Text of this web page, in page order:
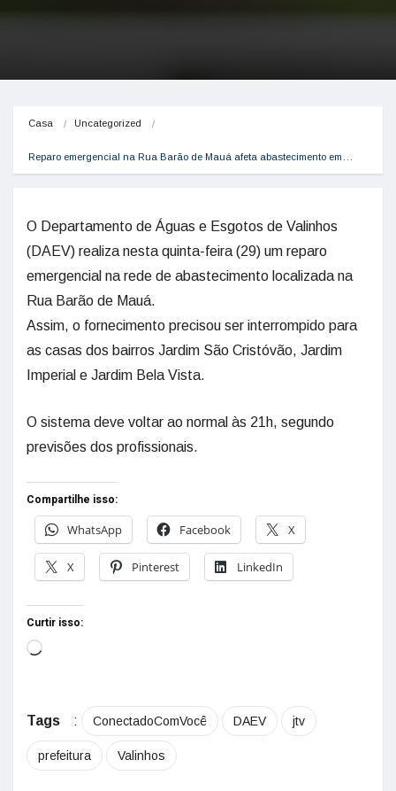
Casa Uncategorized
Reparo emergencial na Rua Barão de Mauá afeta abastecimento em…
O Departamento de Águas e Esgotos de Valinhos
(DAEV) realiza nesta quinta-feira (29) um reparo
emergencial na rede de abastecimento localizada na
Rua Barão de Mauá.
Assim, o fornecimento precisou ser interrompido para
as casas dos bairros Jardim São Cristóvão, Jardim
Imperial e Jardim Bela Vista.
O sistema deve voltar ao normal às 21h, segundo
previsões dos profissionais.
Compartilhe isso:
WhatsApp
Facebook X
X Pinterest LinkedIn
Curtir isso:
Tags : ConectadoComVocê DAEV jtv
prefeitura Valinhos